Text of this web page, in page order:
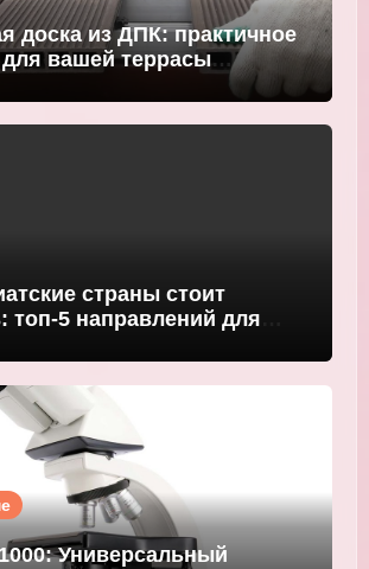
доска из ДПК: практичное
вашей террасы
страны стоит
топ-5 направлений для
Универсальный